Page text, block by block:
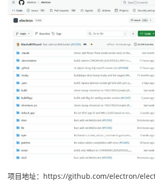
项目地址：https://github.com/electron/